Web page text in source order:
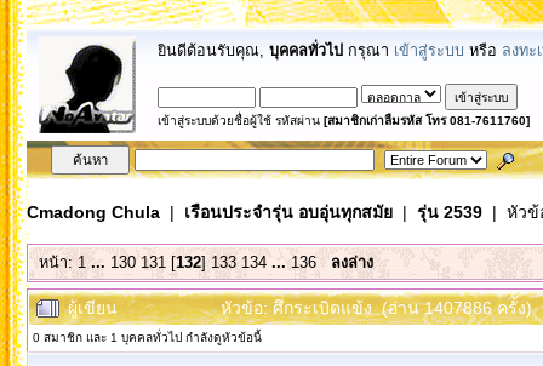
ยินดีต้อนรับคุณ, บุคคลทั่วไป กรุณา เข้าสู่ระบบ หรือ ลงทะ
เข้าสู่ระบบด้วยชื่อผู้ใช้ รหัสผ่าน [สมาชิกเก่าลืมรหัส โทร 081-7611760]
Cmadong Chula| เรือนประจำรุ่น อบอุ่นทุกสมัย| รุ่น 2539| หัวข้
หน้า:1 ... 130 131 [132]133 134 ...136 ลงล่าง
ผู้เขียน หัวข้อ: ศึกระเบิดแข้ง (อ่าน 1407886 ครั้ง)
0 สมาชิก และ 1 บุคคลทั่วไป กำลังดูหัวข้อนี้